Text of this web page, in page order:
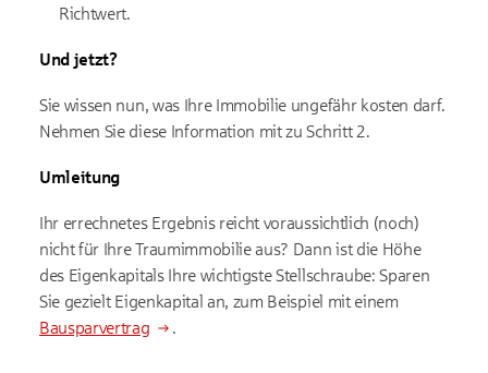
Richtwert.
Und jetzt?
Sie wissen nun, was Ihre Immobilie ungefähr kosten darf.
Nehmen Sie diese Information mit zu Schritt 2.
Umleitung
Ihr errechnetes Ergebnis reicht voraussichtlich (noch)
nicht für Ihre Traumimmobilie aus? Dann ist die Höhe
des Eigenkapitals Ihre wichtigste Stellschraube: Sparen
Sie gezielt Eigenkapital an, zum Beispiel mit einem
Bausparvertrag
.